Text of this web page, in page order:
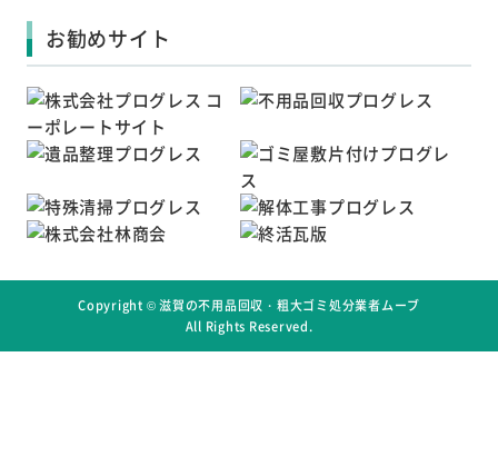
お勧めサイト
Copyright ©滋賀の不用品回収・粗大ゴミ処分業者ムーブ
All Rights Reserved.